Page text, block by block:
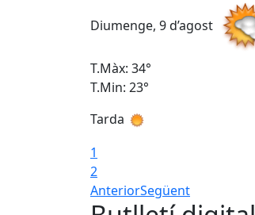
Diumenge, 9 d’agost
T.Màx: 34°
T.Min: 23°
Tarda
1
2
AnteriorSegüent